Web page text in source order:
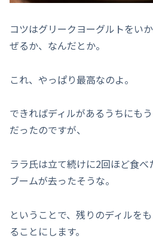
コツはグリークヨーグルトをい
ぜるか、なんだとか。
これ、やっぱり最高なのよ。
できればディルがあるうちにも
だったのですが、
ララ氏は立て続けに2回ほど食
ブームが去ったそうな。
ということで、残りのディルを
ることにします。